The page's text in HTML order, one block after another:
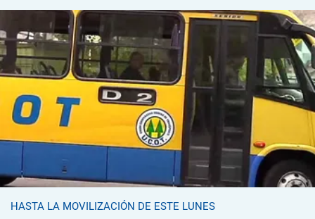
HASTA LA MOVILIZACIÓN DE ESTE LUNES